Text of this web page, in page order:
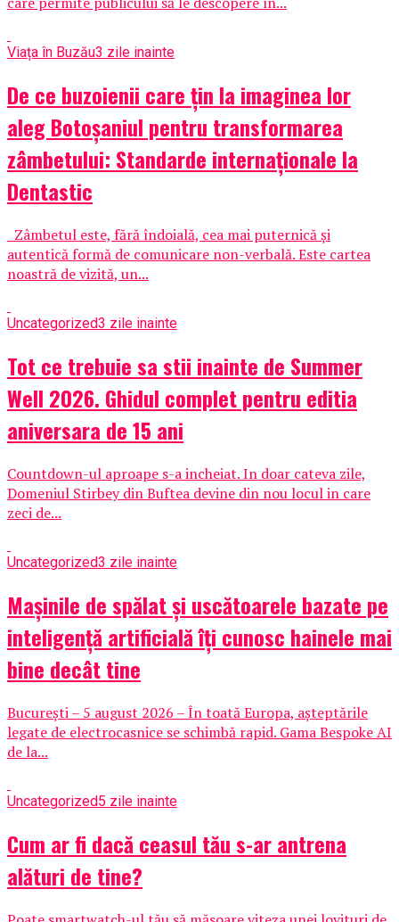
Viața în Buzău3 zile inainte
De ce buzoienii care țin la imaginea lor
aleg Botoșaniul pentru transformarea
zâmbetului: Standarde internaționale la
Dentastic
Zâmbetul este, fără îndoială, cea mai puternică și
autentică formă de comunicare non-verbală. Este cartea
noastră de vizită, un...
Uncategorized3 zile inainte
Tot ce trebuie sa stii inainte de Summer
Well 2026. Ghidul complet pentru editia
aniversara de 15 ani
Countdown-ul aproape s-a incheiat. In doar cateva zile,
Domeniul Stirbey din Buftea devine din nou locul in care
zeci de...
Uncategorized3 zile inainte
Mașinile de spălat și uscătoarele bazate pe
inteligență artificială îți cunosc hainele mai
bine decât tine
București – 5 august 2026 – În toată Europa, așteptările
legate de electrocasnice se schimbă rapid. Gama Bespoke AI
de la...
Uncategorized5 zile inainte
Cum ar fi dacă ceasul tău s-ar antrena
alături de tine?